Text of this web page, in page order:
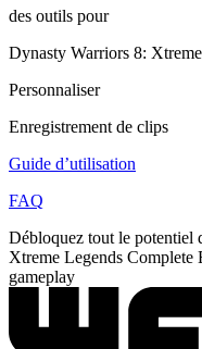
des outils pour
Dynasty Warriors 8:
Personnaliser
Enregistrement de clips
Guide d’utilisation
FAQ
Débloquez tout le potentiel
Xtreme Legends Complete
gameplay